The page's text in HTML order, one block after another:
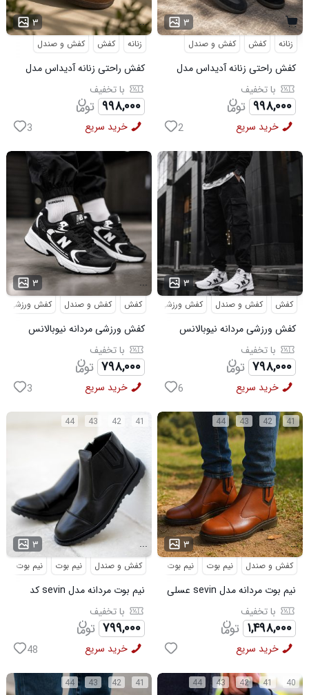
۳ ...
زنانه کفش کفش و صندل
کفش راحتی زنانه آدیداس مدل
سامبا قهوه ای
با تخفیف
۹۹۸,۰۰۰
خرید سریع 3
۳
زنانه کفش کفش و صندل
کفش راحتی زنانه آدیداس مدل
سامبا مشکی
با تخفیف
۹۹۸,۰۰۰
خرید سریع 2
۳ ...
کفش کفش و صندل کفش ورزشی
کفش ورزشی مردانه نیوبالانس
مدل NB مشکی با تخفیف
۷۹۸,۰۰۰
خرید سریع 3
۳
کفش کفش و صندل کفش ورزشی
کفش ورزشی مردانه نیوبالانس
مدل NB سفید با تخفیف
۷۹۸,۰۰۰
خرید سریع 6
41
42
43
44
۳ ...
کفش و صندل نیم بوت نیم بوت
نیم بوت مردانه مدل sevin کد
6427با تخفیف
۷۹۹,۰۰۰
خرید سریع 48
41
42
43
44
۳ ...
کفش و صندل نیم بوت نیم بوت مردانه
نیم بوت مردانه مدل sevin عسلی
کد 6426 با تخفیف
۱,۴۹۸,۰۰۰
خرید سریع
41
42
43
44 40
41
42
43
44